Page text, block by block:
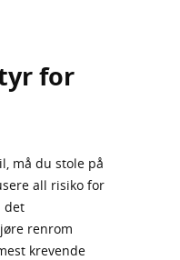
for
må du stole på
all risiko for
det
renrom
krevende